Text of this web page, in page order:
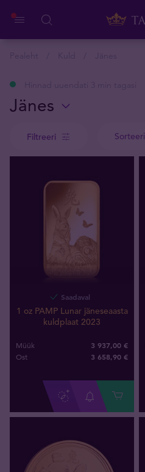
Jänes
Filtreeri Sorteeri
Saadaval
1 oz PAMP Lunar jäneseaasta
kuldplaat 2023
Müük 3 937,00 €
Ost 3 658,90 €